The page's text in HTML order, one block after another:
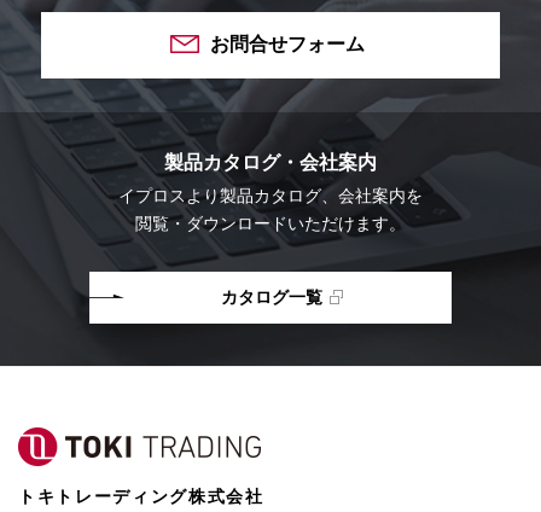
お問合せフォーム
製品カタログ・会社案内
イプロスより製品カタログ、会社案内を
閲覧・ダウンロードいただけます。
カタログ一覧
トキトレーディング株式会社